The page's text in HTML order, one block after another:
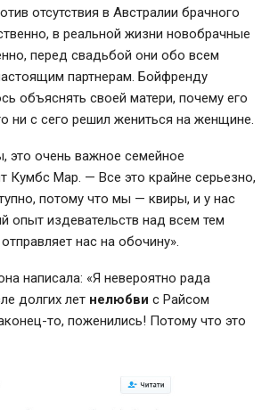
отсутствия в Австралии брачного
в реальной жизни новобрачные
перед свадьбой они обо всем
партнерам. Бойфренду
объяснять своей матери, почему его
ни с сего решил жениться на женщине.
это очень важное семейное
Кумбс Мар. — Все это крайне серьезно,
потому что мы — квиры, и у нас
опыт издевательств над всем тем
нас на обочину».
написала: «Я невероятно рада
долгих лет нелюбви с Райсом
то, поженились! Потому что это